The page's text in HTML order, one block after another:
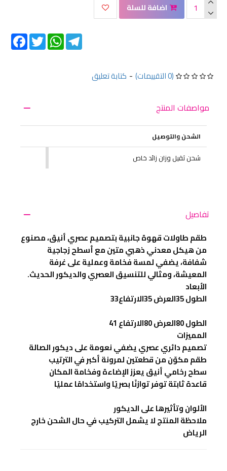
(0 التقييمات) - كتابة تعليق
اضافة للسلة
Twitter
WhatsAppTelegram
مواصفات المنتج
الشحن والتوصيل
شحن ثقيل وزان زائد خاص
تفاصيل
طقم طاولات قهوة جانبية بتصميم عصري أنيق، مصنوع
من هيكل معدني ذهبي متين مع أسطح زجاجية
شفافة، يضفي لمسة فخامة وعملية على غرفة
المعيشة، ومثالي للتنسيق العصري والديكور الحديث.
الأبعاد
الطول 35العرض 35الارتفاع33
الطول 80العرض 80الارتفاع 41
المميزات
تصميم دائري عصري يضفي نعومة على ديكور الصالة
طقم مكوّن من قطعتين لمرونة أكبر في الترتيب
سطح رخامي أنيق يعزز الإضاءة وفخامة المكان
قاعدة ثابتة توفر توازنًا بصريًا واستخدامًا عمليًا
الألوان وتأثيرها على الديكور
ملاحظة المنتج لا يشمل التركيب في حال الشحن خارج
الرياض